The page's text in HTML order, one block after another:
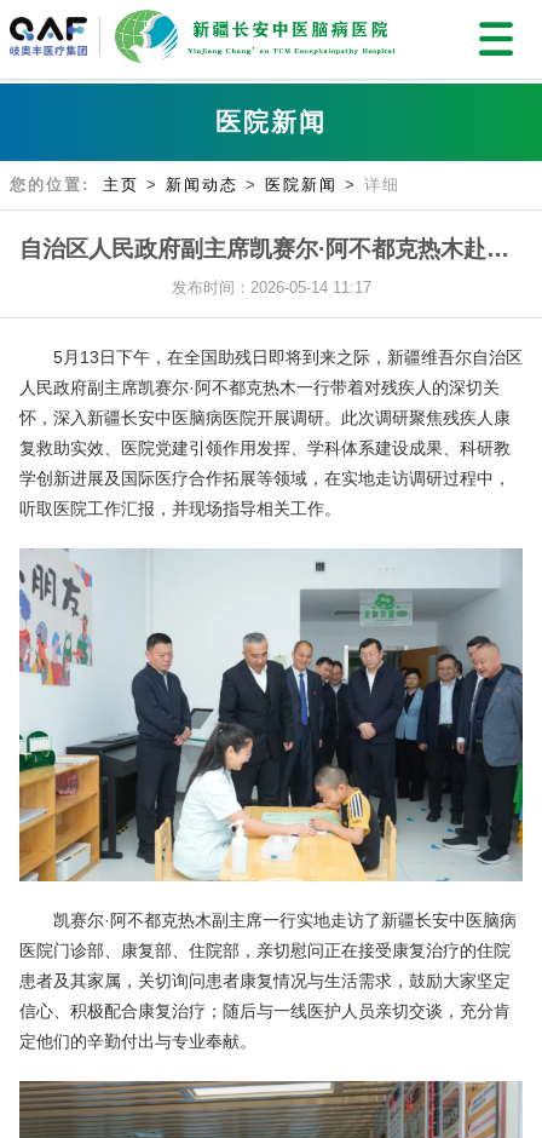
医院新闻
您的位置: 主页 > 新闻动态 > 医院新闻 > 详细
自治区人民政府副主席凯赛尔·阿不都克热木赴新疆长安中医脑病医院调研
发布时间：2026-05-14 11:17
5月13日下午，在全国助残日即将到来之际，新疆维吾尔自治区
人民政府副主席凯赛尔·阿不都克热木一行带着对残疾人的深切关
怀，深入新疆长安中医脑病医院开展调研。此次调研聚焦残疾人康
复救助实效、医院党建引领作用发挥、学科体系建设成果、科研教
学创新进展及国际医疗合作拓展等领域，在实地走访调研过程中，
听取医院工作汇报，并现场指导相关工作。
凯赛尔·阿不都克热木副主席一行实地走访了新疆长安中医脑病
医院门诊部、康复部、住院部，亲切慰问正在接受康复治疗的住院
患者及其家属，关切询问患者康复情况与生活需求，鼓励大家坚定
信心、积极配合康复治疗；随后与一线医护人员亲切交谈，充分肯
定他们的辛勤付出与专业奉献。